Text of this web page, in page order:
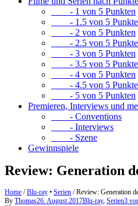
- 1 von 5 Punkten
- 1.5 von 5
- 2 von 5 Punkten
- 2.5 von 5
- 3 von 5 Punkten
- 3.5 von 5
- 4 von 5 Punkten
- 4.5 von 5
- 5 von 5 Punkten
Premieren, Interviews und
- Conventions
- Interviews
- Szene
Gewinnspiele
Review: Generation
Home /Blu-ray • Serien /Review: Generation
By Thomas26. August 2017Blu-ray, Serien3